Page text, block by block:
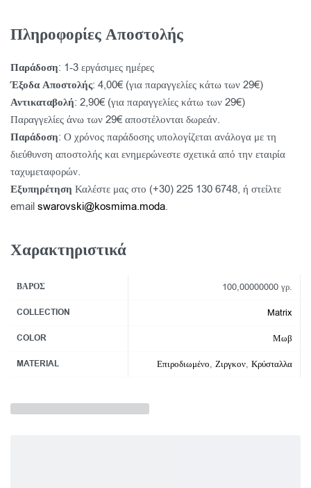
Πληροφορίες Αποστολής
Παράδοση: 1-3 εργάσιμες ημέρες
Έξοδα Αποστολής: 4,00€ (για παραγγελίες κάτω των 29€)
Αντικαταβολή: 2,90€ (για παραγγελίες κάτω των 29€)
Παραγγελίες άνω των 29€ αποστέλονται δωρεάν.
Παράδοση: Ο χρόνος παράδοσης υπολογίζεται ανάλογα με τη
διεύθυνση αποστολής και ενημερώνεστε σχετικά από την εταιρία
ταχυμεταφορών.
Εξυπηρέτηση Καλέστε μας στο (+30) 225 130 6748, ή στείλτε
email swarovski@kosmima.moda.
Χαρακτηριστικά
ΒΆΡΟΣ 100,00000000 γρ.
COLLECTION Matrix
COLOR Μωβ
MATERIAL Επιροδιωμένο, Ζιργκον, Κρύσταλλα